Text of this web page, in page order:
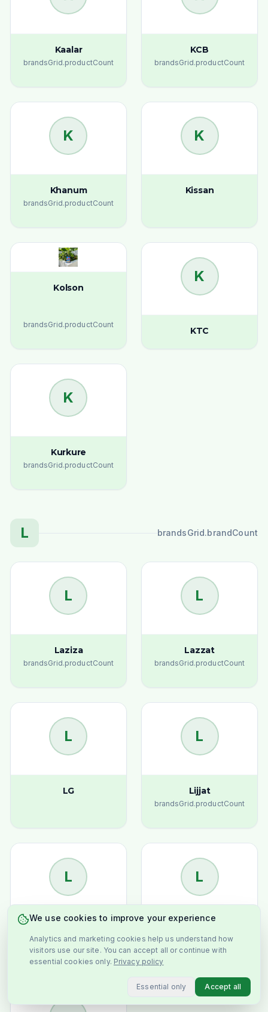
Kaalar
brandsGrid.productCount
KCB
brandsGrid.productCount
K
Khanum
brandsGrid.productCount
K
Kissan
Kolson
brandsGrid.productCount
K
KTC
K
Kurkure
brandsGrid.productCount
L brandsGrid.brandCount
L
Laziza
brandsGrid.productCount
L
Lazzat
brandsGrid.productCount
L
LG
L
Lijjat
brandsGrid.productCount
L L
brandsGrid.productCount
We use cookies to improve your experience
Analytics and marketing cookies help us understand how
visitors use our site. You can accept all or continue with
essential cookies only. Privacy policy
Essential only Accept all